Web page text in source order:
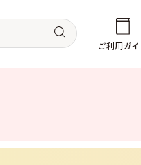
ご利用ガ